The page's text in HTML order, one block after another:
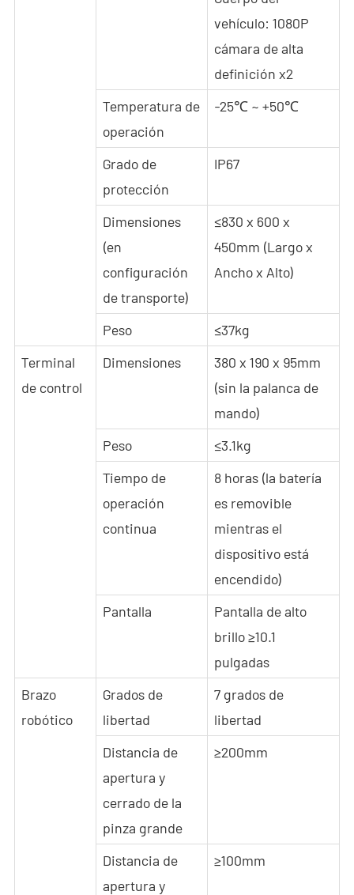
vehículo: 1080P
cámara de alta
definición x2
Temperatura de
operación
-25℃ ~ +50℃
Grado de
protección
IP67
Dimensiones
(en
configuración
de transporte)
≤830 x 600 x
450mm (Largo x
Ancho x Alto)
Peso
≤37kg
Terminal
de control
Dimensiones
380 x 190 x 95mm
(sin la palanca de
mando)
Peso
≤3.1kg
Tiempo de
operación
continua
8 horas (la batería
es removible
mientras el
dispositivo está
encendido)
Pantalla
Pantalla de alto
brillo ≥10.1
pulgadas
Brazo
robótico
Grados de
libertad
7 grados de
libertad
Distancia de
apertura y
cerrado de la
pinza grande
≥200mm
Distancia de
apertura y
≥100mm